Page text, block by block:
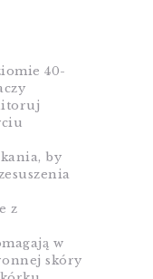
40-
by
z
w
skóry